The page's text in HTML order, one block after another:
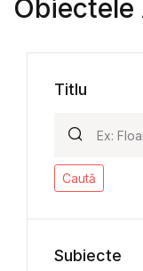
Titlu
Caută
Subiecte